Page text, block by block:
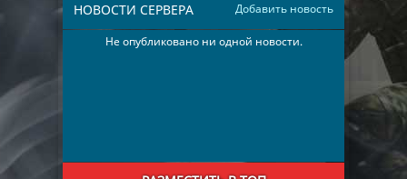
Добавить новость
НОВОСТИ СЕРВЕРА
Не опубликовано ни одной новости.